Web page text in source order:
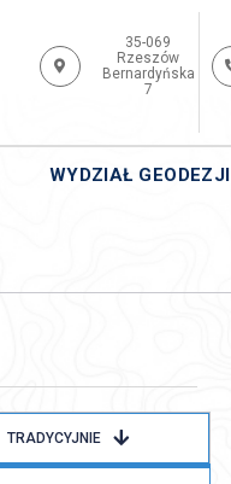
35-069
Rzeszów
Bernardyńska
7
WYDZIAŁ GEODEZJI
TRADYCYJNIE